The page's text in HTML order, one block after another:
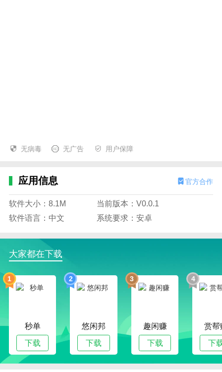
无病毒 无广告 用户保障
应用信息 官方合作
软件大小：8.1M
当前版本：V0.0.1
软件语言：中文
系统要求：安卓
大家都在下载
1
秒单
下载
2
悠闲邦
下载
3
趣闲赚
下载
4
赏帮
下